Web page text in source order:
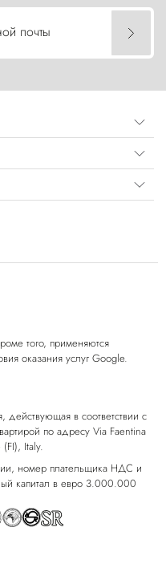
почты
того, применяются
оказания услуг Google.
в соответствии с
по адресу Via Faentina
Italy.
номер плательщика НДС и
капитал в евро 3.000.000